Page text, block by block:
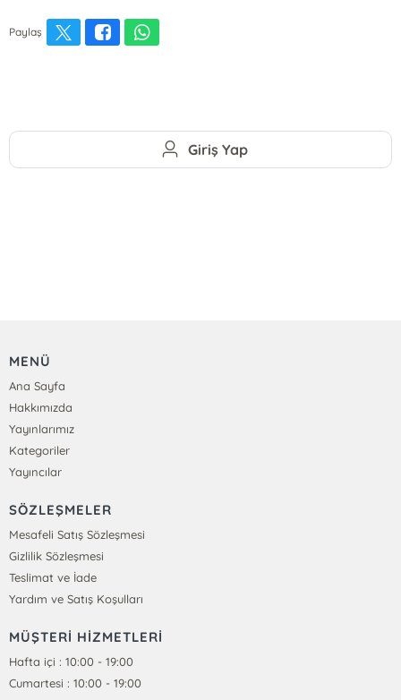
Paylaş
Giriş Yap
MENÜ
Ana Sayfa
Hakkımızda
Yayınlarımız
Kategoriler
Yayıncılar
SÖZLEŞMELER
Mesafeli Satış Sözleşmesi
Gizlilik Sözleşmesi
Teslimat ve İade
Yardım ve Satış Koşulları
MÜŞTERİ HİZMETLERİ
Hafta içi : 10:00 - 19:00
Cumartesi : 10:00 - 19:00